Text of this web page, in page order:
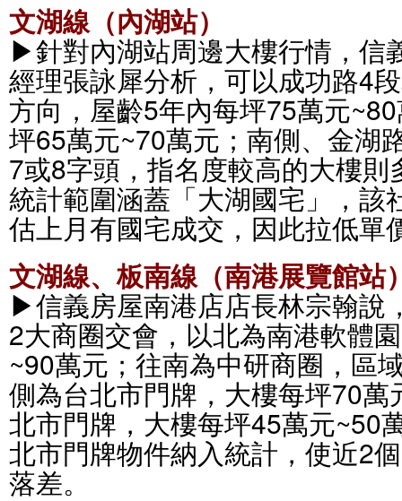
文湖線（內湖站）
▶針對內湖站周邊大樓行情，信
經理張詠犀分析，可以成功路4
方向，屋齡5年內每坪75萬元
坪65萬元~70萬元；南側、金湖
7或8字頭，指名度較高的大樓
統計範圍涵蓋「大湖國宅」，該
估上月有國宅成交，因此拉低單
文湖線、板南線（南港展覽館站
▶信義房屋南港店店長林宗翰說
2大商圈交會，以北為南港軟體
~90萬元；往南為中研商圈，區
側為台北市門牌，大樓每坪70
北市門牌，大樓每坪45萬元~50
北市門牌物件納入統計，使近2
落差。